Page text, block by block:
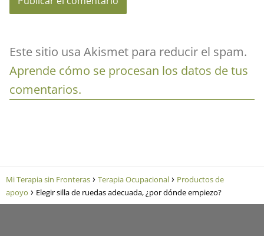
Este sitio usa Akismet para reducir el spam.
Aprende cómo se procesan los datos de tus
comentarios.
Mi Terapia sin Fronteras Terapia Ocupacional
Productos de
apoyo
Elegir silla de ruedas adecuada, ¿por dónde empiezo?